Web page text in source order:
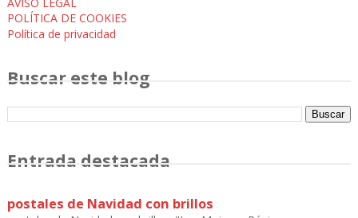
POLÍTICA DE COOKIES
Política de privacidad
Buscar este blog
Entrada destacada
postales de Navidad con brillos